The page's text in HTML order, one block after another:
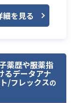
計/開発経験者
者
リストを募集
想定しており
象ユーザーの
の可視
細を見る
薬歴や服薬指
るデータアナ
/フレックスの